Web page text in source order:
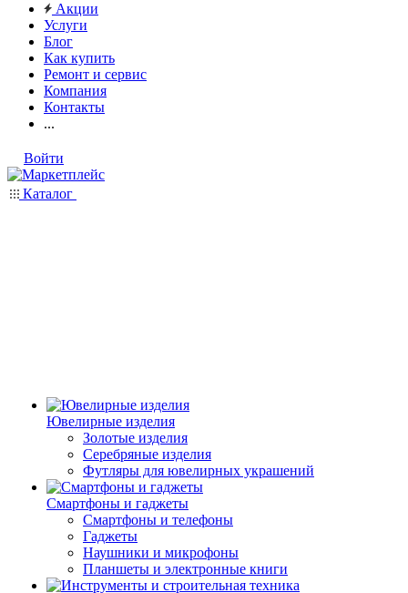
Акции
Услуги
Блог
Как купить
Ремонт и сервис
Компания
Контакты
...
Войти
Каталог
Ювелирные изделия
Золотые изделия
Серебряные изделия
Футляры для ювелирных украшений
Смартфоны и гаджеты
Смартфоны и телефоны
Гаджеты
Наушники и микрофоны
Планшеты и электронные книги